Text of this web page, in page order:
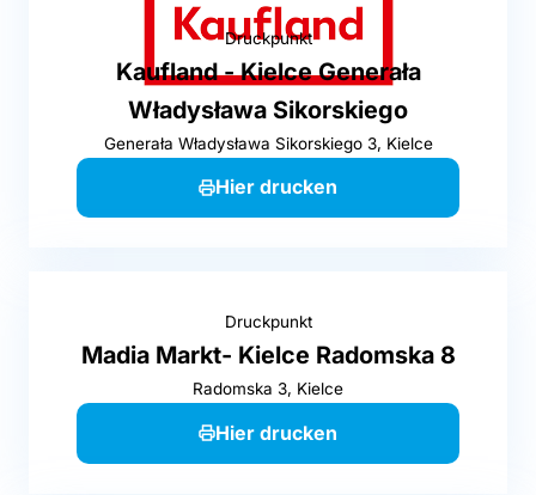
Druckpunkt
Kaufland - Kielce Generała
Władysława Sikorskiego
Generała Władysława Sikorskiego 3, Kielce
Hier drucken
Druckpunkt
Madia Markt- Kielce Radomska 8
Radomska 3, Kielce
Hier drucken